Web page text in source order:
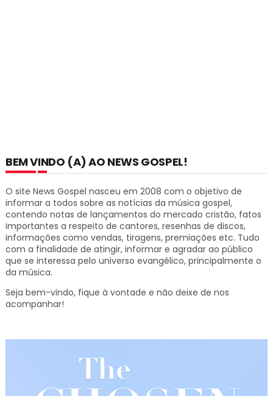
BEM VINDO (A) AO NEWS GOSPEL!
O site News Gospel nasceu em 2008 com o objetivo de
informar a todos sobre as notícias da música gospel,
contendo notas de lançamentos do mercado cristão, fatos
importantes a respeito de cantores, resenhas de discos,
informações como vendas, tiragens, premiações etc. Tudo
com a finalidade de atingir, informar e agradar ao público
que se interessa pelo universo evangélico, principalmente o
da música.
Seja bem-vindo, fique à vontade e não deixe de nos
acompanhar!